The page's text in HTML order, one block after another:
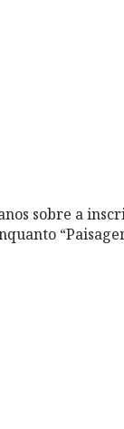
sobre a